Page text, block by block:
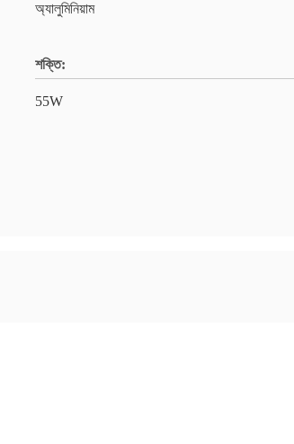
অ্যালুমিনিয়াম
শক্তি:
55W